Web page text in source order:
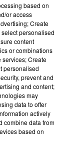
Voir plus
based on
or access
Create
personalised
content
or combinations
services; Create
personalised
prevent and
and content;
may
data to offer
actively
combine data from
based on